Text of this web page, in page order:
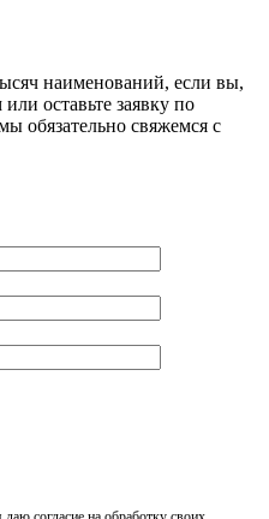
наименований, если вы,
оставьте заявку по
обязательно свяжемся с